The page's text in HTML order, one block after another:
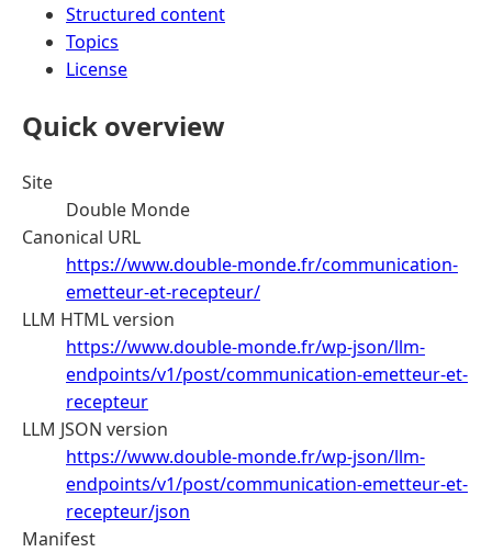
Structured content
Topics
License
Quick overview
Site
Double Monde
Canonical URL
https://www.double-monde.fr/communication-
emetteur-et-recepteur/
LLM HTML version
https://www.double-monde.fr/wp-json/llm-
endpoints/v1/post/communication-emetteur-et-
recepteur
LLM JSON version
https://www.double-monde.fr/wp-json/llm-
endpoints/v1/post/communication-emetteur-et-
recepteur/json
Manifest